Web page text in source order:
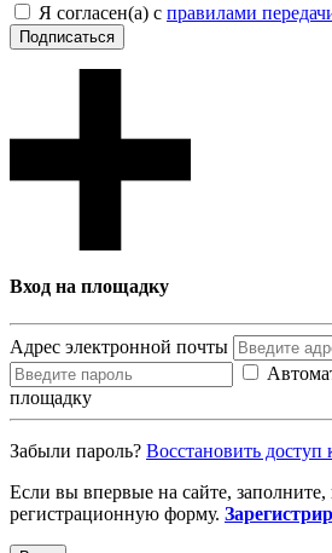
Я согласен(а) с правилами
Подписаться
Вход на площадку
Адрес электронной почты
площадку
Забыли пароль? Восcтановить доступ
Если вы впервые на сайте, заполните,
регистрационную форму.